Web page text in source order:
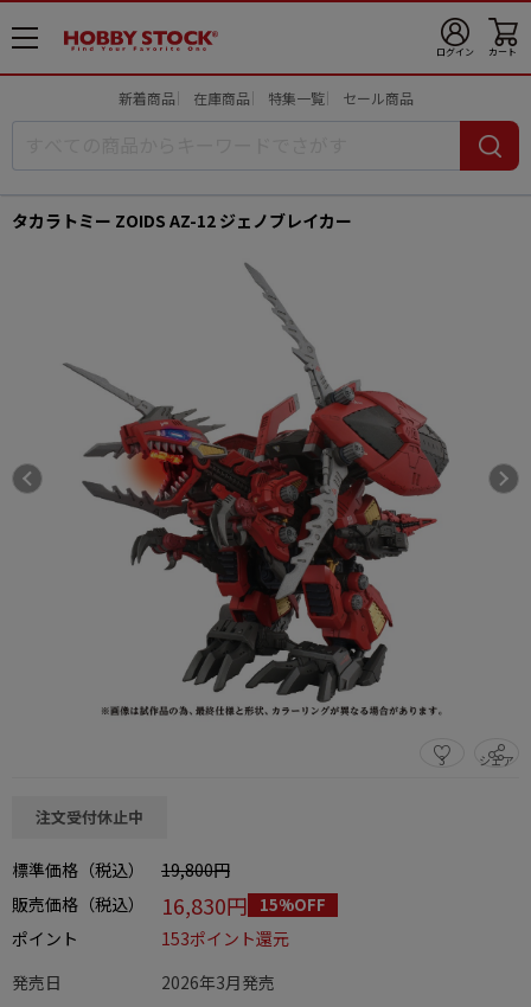
メ
ニ
ログイン カート
新着商品 在庫商品 特集一覧 セール商品
タカラトミー ZOIDS AZ-12 ジェノブレイカー
3 シェア
この商品をシェアする
注文受付休止中
標準価格（税込）
19,800円
販売価格（税込）
16,830円 15%OFF
ポイント
153ポイント還元
発売日
2026年3月発売